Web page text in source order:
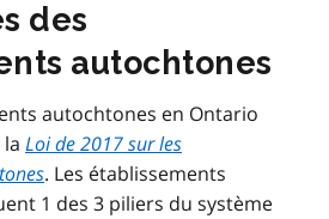
des
autochtones
autochtones en Ontario
Loi de 2017 sur les
. Les établissements
1 des 3 piliers du système